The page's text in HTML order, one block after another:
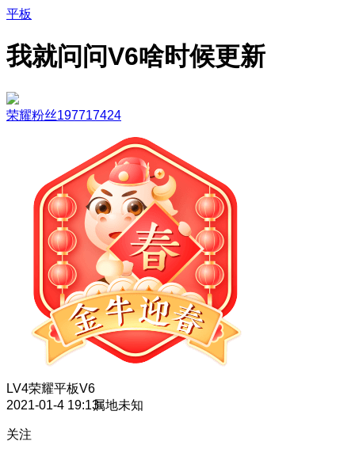
平板
我就问问V6啥时候更新
荣耀粉丝197717424
LV4荣耀平板V6
2021-01-4 19:13属地未知
关注